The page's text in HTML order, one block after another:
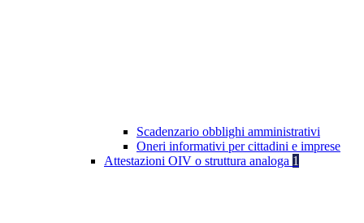
Scadenzario obblighi amministrativi
Oneri informativi per cittadini e imprese
Attestazioni OIV o struttura analoga 1